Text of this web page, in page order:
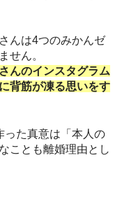
んは4つのみかんゼ
せん。
んのインスタグラム
背筋が凍る思いをす
った真意は「本人の
ことも離婚理由とし